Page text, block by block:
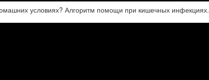
условиях? Алгоритм помощи при кишечных инфекциях.